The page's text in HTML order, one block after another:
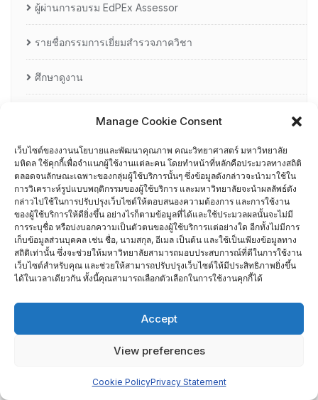
Manage Cookie Consent
เว็บไซต์ของงานนโยบายและพัฒนาคุณภาพ คณะวิทยาศาสตร์ มหาวิทยาลัย
มหิดล ใช้คุกกี้เพื่อจำแนกผู้ใช้งานแต่ละคน โดยทำหน้าที่หลักคือประมวลทางสถิติ
ตลอดจนลักษณะเฉพาะของกลุ่มผู้ใช้บริการนั้นๆ ซึ่งข้อมูลดังกล่าวจะนำมาใช้ใน
การวิเคราะห์รูปแบบพฤติกรรมของผู้ใช้บริการ และมหาวิทยาลัยจะนำผลลัพธ์ดัง
กล่าวไปใช้ในการปรับปรุงเว็บไซต์ให้ตอบสนองความต้องการ และการใช้งาน
ของผู้ใช้บริการให้ดียิ่งขึ้น อย่างไรก็ตามข้อมูลที่ได้และใช้ประมวลผลนั้นจะไม่มี
การระบุชื่อ หรือบ่งบอกความเป็นตัวตนของผู้ใช้บริการแต่อย่างใด อีกทั้งไม่มีการ
เก็บข้อมูลส่วนบุคคล เช่น ชื่อ, นามสกุล, อีเมล เป็นต้น และใช้เป็นเพียงข้อมูลทาง
สถิติเท่านั้น ซึ่งจะช่วยให้มหาวิทยาลัยสามารถมอบประสบการณ์ที่ดีในการใช้งาน
เว็บไซต์สำหรับคุณ และช่วยให้สามารถปรับปรุงเว็บไซต์ให้มีประสิทธิภาพยิ่งขึ้น
ได้ในเวลาเดียวกัน ทั้งนี้คุณสามารถเลือกตัวเลือกในการใช้งานคุกกี้ได้
Accept
View preferences
Cookie PolicyPrivacy Statement
ผู้ผ่านการอบรม EdPEx Assessor
รายชื่อกรรมการเยี่ยมสำรวจภาควิชา
ศึกษาดูงาน
การอบรมพัฒนาหัวหน้าภาควิชา (HDP)
คณะกรรมการรับเรื่องร้องเรียน
คณะผู้บริหารคณะวิทยาศาสตร์ ที่ผ่านการอบรมด้านพัฒนา
คุณภาพ